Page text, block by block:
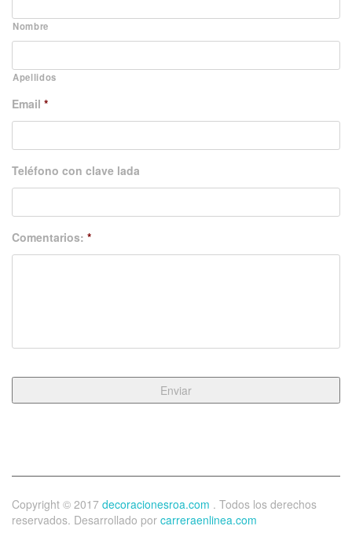
Nombre
Apellidos
Email *
Teléfono con clave lada
Comentarios: *
Copyright © 2017 decoracionesroa.com . Todos los derechos
reservados. Desarrollado por carreraenlinea.com